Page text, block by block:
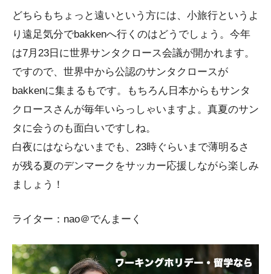
どちらもちょっと遠いという方には、小旅行というよ
り遠足気分でbakkenへ行くのはどうでしょう。今年
は7月23日に世界サンタクロース会議が開かれます。
ですので、世界中から公認のサンタクロースが
bakkenに集まるもです。もちろん日本からもサンタ
クロースさんが毎年いらっしゃいますよ。真夏のサン
タに会うのも面白いですしね。
白夜にはならないまでも、23時ぐらいまで薄明るさ
が残る夏のデンマークをサッカー応援しながら楽しみ
ましょう！
ライター：nao＠でんまーく